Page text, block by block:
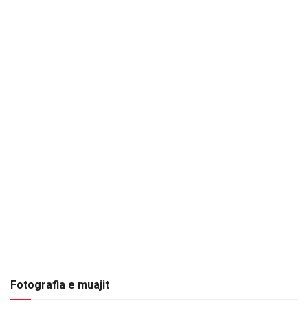
Fotografia e muajit